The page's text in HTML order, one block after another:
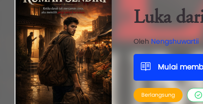
Luka
OlehNengshuwartii
Mulai
Berlangsung